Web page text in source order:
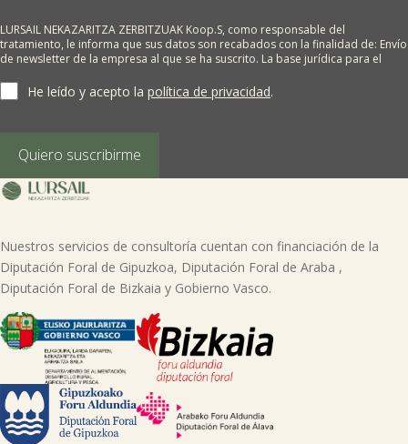
LURSAIL NEKAZARITZA ZERBITZUAK Koop.S, como responsable del
tratamiento, le informa que sus datos son recabados con la finalidad de: Envío
de newsletter de la empresa al que se ha suscrito. La base jurídica para el
terceros salvo obligación legal. Cualquier persona tiene derecho a solicitar el
acceso, rectificación, supresión, limitación del tratamiento, oposición o
indicando el derecho que desea ejercer o enviando un correo a:
lursail@lursailkoop.eus. Puede obtener información adicional en nuestra
página web.
He leído y acepto la política de privacidad.
Quiero suscribirme
Nuestros servicios de consultoría cuentan con financiación de la
Diputación Foral de Gipuzkoa, Diputación Foral de Araba ,
Diputación Foral de Bizkaia y Gobierno Vasco.